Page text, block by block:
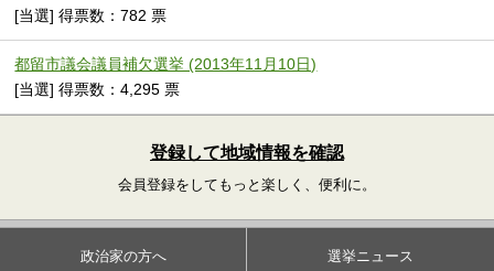
[当選] 得票数：782 票
都留市議会議員補欠選挙 (2013年11月10日)
[当選] 得票数：4,295 票
登録して地域情報を確認
会員登録をしてもっと楽しく、便利に。
政治家の方へ 選挙ニュース